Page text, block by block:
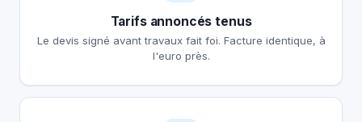
Tarifs annoncés tenus
Le devis signé avant travaux fait foi. Facture identique, à
l'euro près.